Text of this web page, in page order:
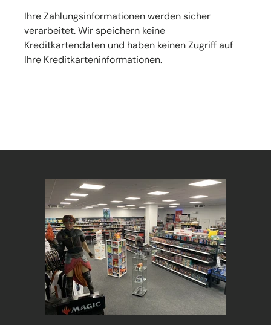
Ihre Zahlungsinformationen werden sicher
verarbeitet. Wir speichern keine
Kreditkartendaten und haben keinen Zugriff auf
Ihre Kreditkarteninformationen.